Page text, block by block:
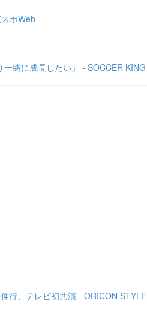
ポWeb
緒に成長したい」 - SOCCER KING
行、テレビ初共演 - ORICON STYLE